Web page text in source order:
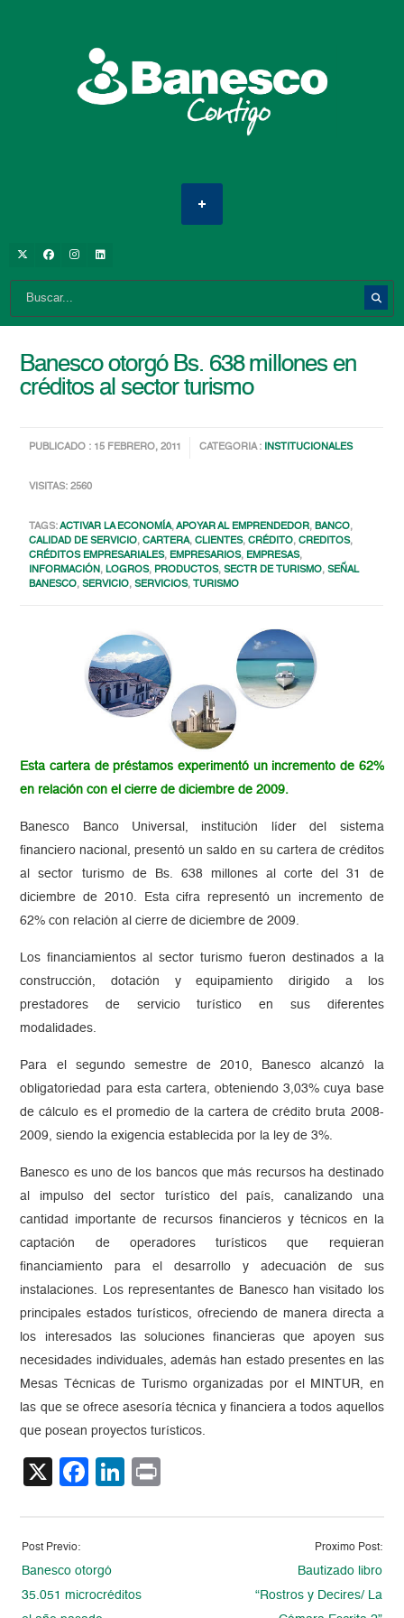
Banesco otorgó Bs. 638 millones en
créditos al sector turismo
PUBLICADO : 15 FEBRERO, 2011 CATEGORIA : INSTITUCIONALES
VISITAS: 2560
TAGS:ACTIVAR LA ECONOMÍA,APOYAR AL EMPRENDEDOR,BANCO,
CALIDAD DE SERVICIO,CARTERA,CLIENTES,CRÉDITO,CREDITOS,
CRÉDITOS EMPRESARIALES, EMPRESARIOS, EMPRESAS,
INFORMACIÓN,LOGROS, PRODUCTOS,SECTR DE TURISMO,SEÑAL
BANESCO,SERVICIO,SERVICIOS, TURISMO
Esta cartera de préstamos experimentó un incremento de 62%
en relación con el cierre de diciembre de 2009.
Banesco Banco Universal, institución líder del sistema
financiero nacional, presentó un saldo en su cartera de créditos
al sector turismo de Bs. 638 millones al corte del 31 de
diciembre de 2010. Esta cifra representó un incremento de
62% con relación al cierre de diciembre de 2009.
Los financiamientos al sector turismo fueron destinados a la
construcción, dotación y equipamiento dirigido a los
prestadores de servicio turístico en sus diferentes
modalidades.
Para el segundo semestre de 2010, Banesco alcanzó la
obligatoriedad para esta cartera, obteniendo 3,03% cuya base
de cálculo es el promedio de la cartera de crédito bruta 2008-
2009, siendo la exigencia establecida por la ley de 3%.
Banesco es uno de los bancos que más recursos ha destinado
al impulso del sector turístico del país, canalizando una
cantidad importante de recursos financieros y técnicos en la
captación de operadores turísticos que requieran
financiamiento para el desarrollo y adecuación de sus
instalaciones. Los representantes de Banesco han visitado los
principales estados turísticos, ofreciendo de manera directa a
los interesados las soluciones financieras que apoyen sus
necesidades individuales, además han estado presentes en las
Mesas Técnicas de Turismo organizadas por el MINTUR, en
las que se ofrece asesoría técnica y financiera a todos aquellos
que posean proyectos turísticos.
X Facebook
LinkedIn
Post Previo:
Banesco otorgó
35.051 microcréditos
Proximo Post:
Bautizado libro
“Rostros y Decires/ La